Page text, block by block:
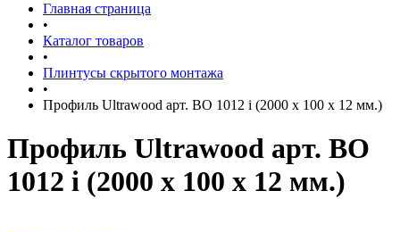
Главная страница
•
Каталог товаров
•
Плинтусы скрытого монтажа
•
Профиль Ultrawood арт. BO 1012 i (2000 х 100 х 12 мм.)
Профиль Ultrawood арт. BO
1012 i (2000 х 100 х 12 мм.)